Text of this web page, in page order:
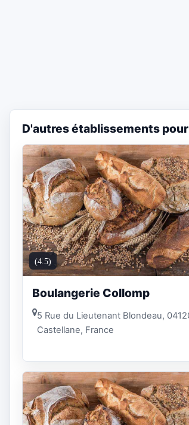
D'autres établissements
(4.5)
Boulangerie Collomp
5 Rue du Lieutenant Blondeau,
Castellane, France